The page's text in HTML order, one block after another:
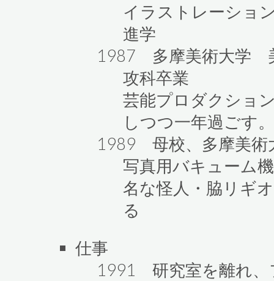
イラストレーショ
進学
1987 多摩美術大学
攻科卒業
芸能プロダクショ
しつつ一年過ごす。
1989 母校、多摩美術
写真用バキューム
名な怪人・脇リギ
る
仕事
1991 研究室を離れ、